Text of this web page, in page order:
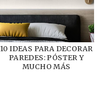
10 IDEAS PARA DECORAR
PAREDES: PÓSTER Y
MUCHO MÁS